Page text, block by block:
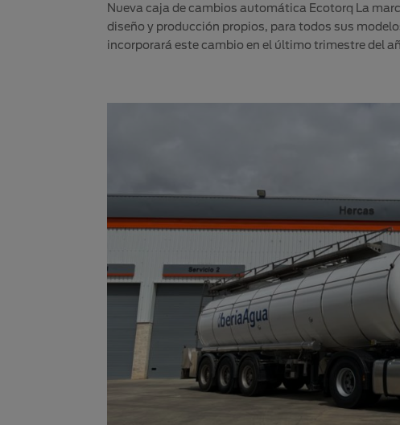
Nueva caja de cambios automática Ecotorq La
diseño y producción propios, para todos sus
incorporará este cambio en el último trimestre del